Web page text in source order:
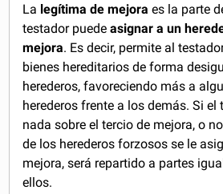
La legítima de mejora es la parte
testador puedeasignar a un
mejora. Es decir, permite al
bienes hereditarios de forma
herederos, favoreciendo más a
herederos frente a los demás. Si el
nada sobre el tercio de mejora, o
de los herederos forzosos se le
mejora, será repartido a partes
ellos.